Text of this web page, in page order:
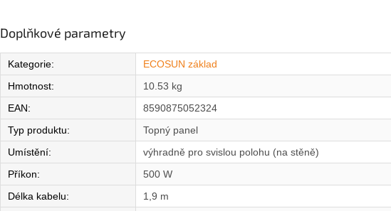
Doplňkové parametry
Kategorie:
ECOSUN základ
Hmotnost:
10.53 kg
EAN:
8590875052324
Typ produktu:
Topný panel
Umístění:
výhradně pro svislou polohu (na stěně)
Příkon:
500 W
Délka kabelu:
1,9 m